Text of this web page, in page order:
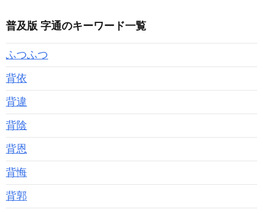
普及版 字通のキーワード一覧
ふつふつ
背依
背違
背陰
背恩
背悔
背郭